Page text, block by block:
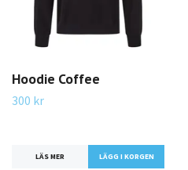
Hoodie Coffee
300 kr
LÄS MER LÄGG I KORGEN